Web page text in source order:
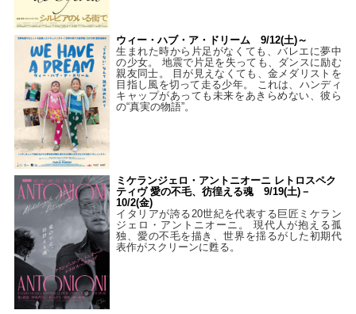
ウィー・ハブ・ア・ドリーム 9/12(土)～
生まれた時から片足がなくても、バレエに夢中
の少女。 地震で片足を失っても、ダンスに励む
親友同士。 目が見えなくても、金メダリストを
目指し風を切って走る少年。 これは、ハンディ
キャップがあっても未来をあきらめない、彼ら
の“真実の物語”。
ミケランジェロ・アントニオーニ レトロスペク
ティヴ 愛の不毛、彷徨える魂 9/19(土)－
10/2(金)
イタリアが誇る20世紀を代表する巨匠ミケラン
ジェロ・アントニオーニ。 現代人が抱える孤
独、愛の不毛を描き、世界を揺るがした初期代
表作がスクリーンに甦る。